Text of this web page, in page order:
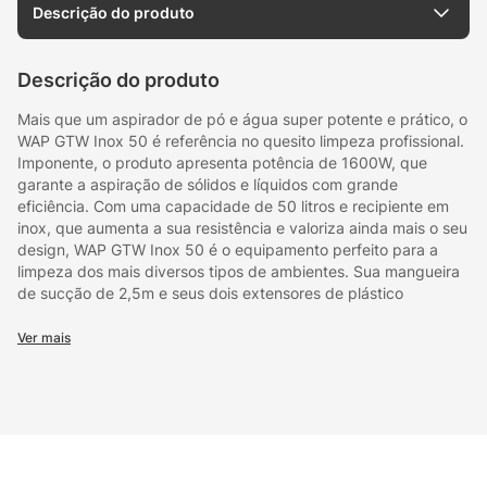
Descrição do produto
Descrição do produto
Mais que um aspirador de pó e água super potente e prático, o
WAP GTW Inox 50 é referência no quesito limpeza profissional.
Imponente, o produto apresenta potência de 1600W, que
garante a aspiração de sólidos e líquidos com grande
eficiência. Com uma capacidade de 50 litros e recipiente em
inox, que aumenta a sua resistência e valoriza ainda mais o seu
design, WAP GTW Inox 50 é o equipamento perfeito para a
limpeza dos mais diversos tipos de ambientes. Sua mangueira
de sucção de 2,5m e seus dois extensores de plástico
flexibilidade conferida por acessórios como o bico canto, bico
Ver mais